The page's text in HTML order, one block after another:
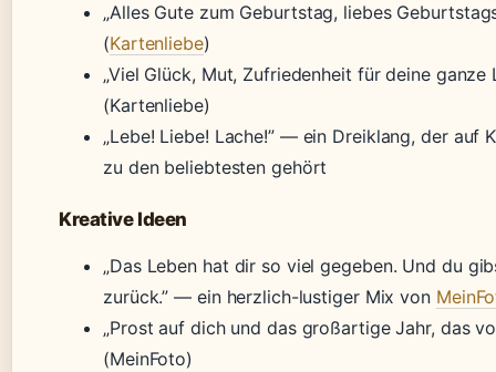
„Alles Gute zum Geburtstag, liebes
(Kartenliebe)
„Viel Glück, Mut, Zufriedenheit für deine ganze
(Kartenliebe)
„Lebe! Liebe! Lache!” — ein Dreiklang, der auf
zu den beliebtesten gehört
Kreative Ideen
„Das Leben hat dir so viel gegeben. Und du
zurück.” — ein herzlich-lustiger Mix von
„Prost auf dich und das großartige Jahr, das
(MeinFoto)